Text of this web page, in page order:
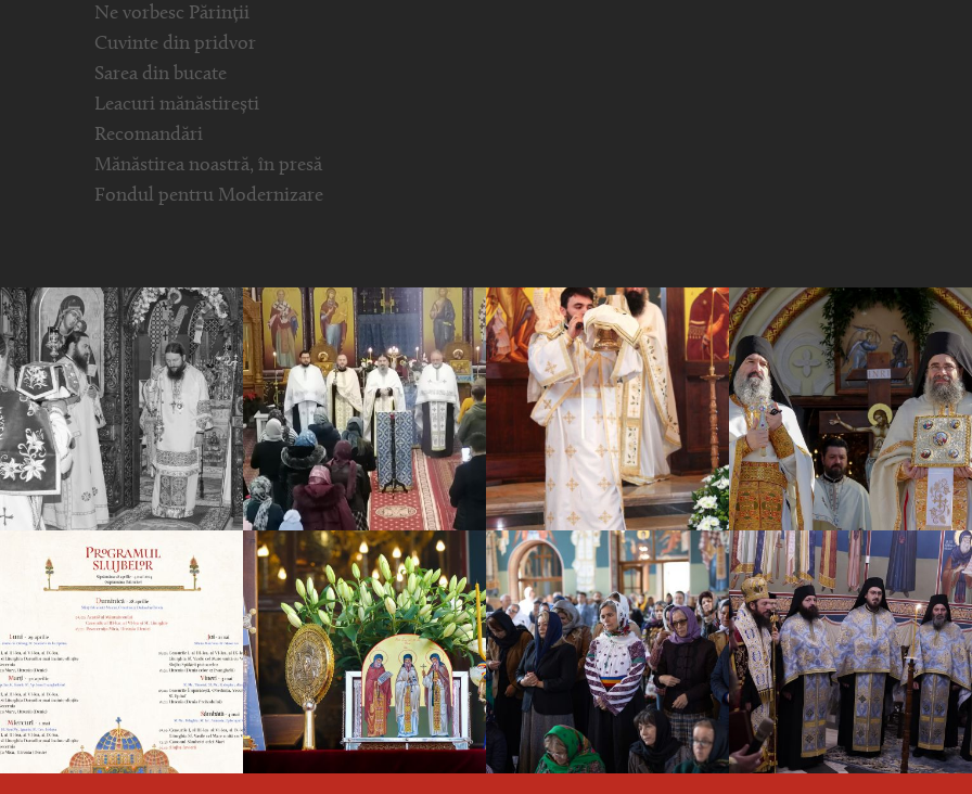
Ne vorbesc Părinții
Cuvinte din pridvor
Sarea din bucate
Leacuri mănăstirești
Recomandări
Mănăstirea noastră, în presă
Fondul pentru Modernizare